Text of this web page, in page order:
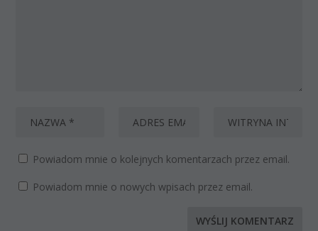
Powiadom mnie o kolejnych komentarzach przez email.
Powiadom mnie o nowych wpisach przez email.